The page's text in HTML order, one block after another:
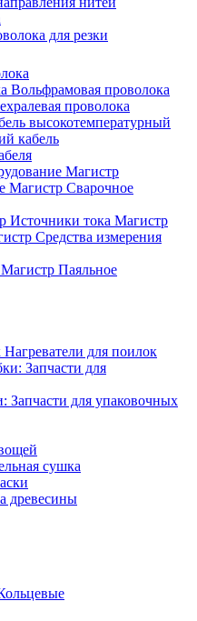
для резки
Вольфрамовая проволока
проволока
высокотемпературный
кабель
Магистр
Сварочное
Источники тока Магистр
Средства измерения
Паяльное
Нагреватели для поилок
Запчасти для упаковочных
сушка
древесины